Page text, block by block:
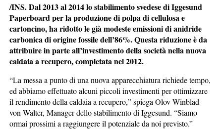
/INS. Dal 2013 al 2014 lo stabilimento svedese di Iggesund
Paperboard per la produzione di polpa di cellulosa e
cartoncino, ha ridotto le già modeste emissioni di anidride
carbonica di origine fossile dell’86%. Questa riduzione è da
attribuire in parte all’investimento della società nella nuova
caldaia a recupero, completata nel 2012.
“La messa a punto di una nuova apparecchiatura richiede tempo,
ed abbiamo effettuato alcuni piccoli investimenti per ottimizzare
il rendimento della caldaia a recupero,” spiega Olov Winblad
von Walter, Manager dello stabilimento di Iggesund. “Siamo
ormai prossimi a raggiungere il potenziale da noi previsto.”